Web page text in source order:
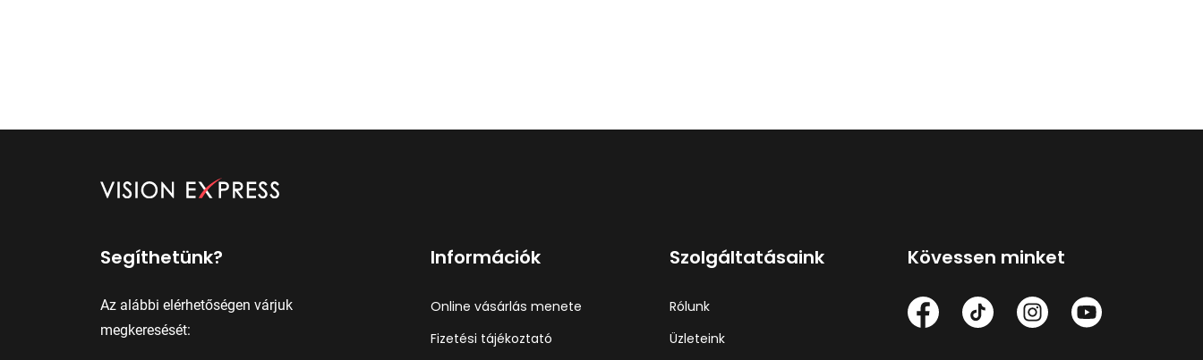
Segíthetünk?
Az alábbi elérhetőségen várjuk
megkeresését:
Információk
Online vásárlás menete
Fizetési tájékoztató
Szolgáltatásaink
Rólunk
Üzleteink
Kövessen minket